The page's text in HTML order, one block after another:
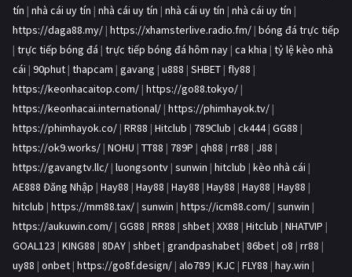
tín | nhà cái uy tín | nhà cái uy tín | nhà cái uy tín | nhà cái uy tín |
https://daga88.my/ | https://xhamsterlive.radio.fm/ | bóng đá trực tiếp
| trực tiếp bóng đá | trực tiếp bóng đá hôm nay | ca khia | tỷ lệ kèo nhà
cái | 90phut | thapcam | gavang | u888 | SHBET | fly88 |
https://keonhacaitop.com/ | https://go88.tokyo/ |
https://keonhacai.international/ | https://phimhayok.tv/ |
https://phimhayok.co/ | RR88 | Hitclub | 789Club | ck444| GG88 |
https://ok9.works/ | NOHU | TT88 | 789P | qh88 | rr88 | J88 |
https://gavangtv.llc/ | luongsontv | sunwin | hitclub | kèo nhà cái |
AE888 Đăng Nhập | Hay88 | Hay88 | Hay88 | Hay88 | Hay88 | Hay88 |
hitclub | https://mm88.tax/ | sunwin | https://icm88.com/ | sunwin |
https://aukuwin.com/ | GG88 | RR88 | shbet | XX88 | Hitclub | NHATVIP |
GOAL123 | KING88 | 8DAY | shbet | grandpashabet | 86bet | o8 | rr88 |
uy88 | onbet | https://go8f.design/ | alo789 | KJC | FLY88 | hay.win |